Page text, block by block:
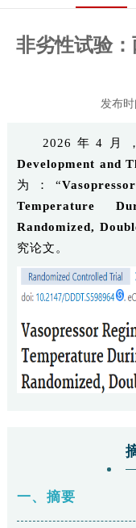
非劣性试验
发布时
2026年4月
Development and
为：“
Temperature
Randomized,
究论文。
一、摘要